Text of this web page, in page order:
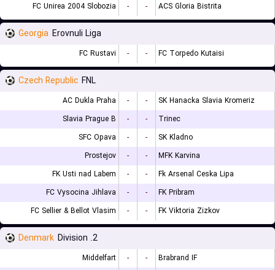
FC Unirea 2004 Slobozia - - ACS Gloria Bistrita
Georgia Erovnuli Liga
FC Rustavi - - FC Torpedo Kutaisi
Czech Republic FNL
AC Dukla Praha - -
SK Hanacka Slavia Kromeriz
Slavia Prague B
- -
Trinec
SFC Opava
- -
SK Kladno
Prostejov
- -
MFK Karvina
FK Usti nad Labem
- -
Fk Arsenal Ceska Lipa
FC Vysocina Jihlava
- -
FK Pribram
FC Sellier & Bellot Vlasim
- - FK Viktoria Zizkov
Denmark 2. Division
Middelfart - -
Brabrand IF